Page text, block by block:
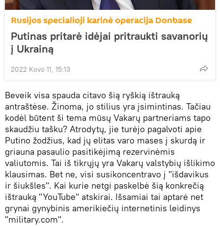
Rusijos specialioji karinė operacija Donbase
Putinas pritarė idėjai pritraukti savanorių
į Ukrainą
2022 Kovo 11, 15:13
Beveik visa spauda citavo šią ryškią ištrauką
antraštėse. Žinoma, jo stilius yra įsimintinas. Tačiau
kodėl būtent ši tema mūsų Vakarų partneriams tapo
skaudžiu tašku? Atrodytų, jie turėjo pagalvoti apie
Putino žodžius, kad jų elitas varo mases į skurdą ir
griauna pasaulio pasitikėjimą rezervinėmis
valiutomis. Tai iš tikrųjų yra Vakarų valstybių išlikimo
klausimas. Bet ne, visi susikoncentravo į "išdavikus
ir šiukšles". Kai kurie netgi paskelbė šią konkrečią
ištrauką "YouTube" atskirai. Išsamiai tai aptarė net
grynai gynybinis amerikiečių internetinis leidinys
"military.com".